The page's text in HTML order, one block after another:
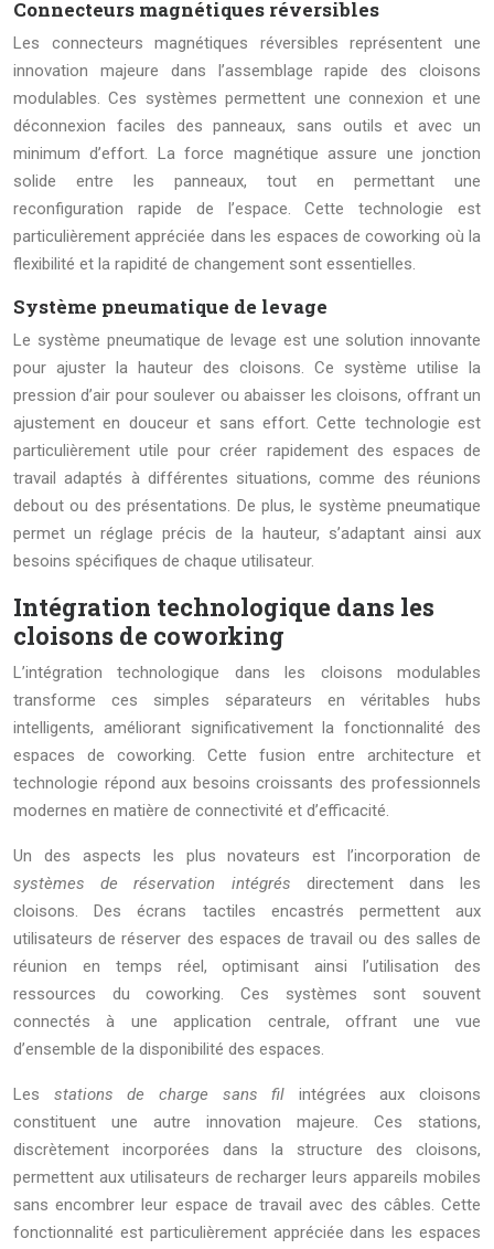
Connecteurs magnétiques réversibles
Les connecteurs magnétiques réversibles représentent une
innovation majeure dans l’assemblage rapide des cloisons
modulables. Ces systèmes permettent une connexion et une
déconnexion faciles des panneaux, sans outils et avec un
minimum d’effort. La force magnétique assure une jonction
solide entre les panneaux, tout en permettant une
reconfiguration rapide de l’espace. Cette technologie est
particulièrement appréciée dans les espaces de coworking où la
flexibilité et la rapidité de changement sont essentielles.
Système pneumatique de levage
Le système pneumatique de levage est une solution innovante
pour ajuster la hauteur des cloisons. Ce système utilise la
pression d’air pour soulever ou abaisser les cloisons, offrant un
ajustement en douceur et sans effort. Cette technologie est
particulièrement utile pour créer rapidement des espaces de
travail adaptés à différentes situations, comme des réunions
debout ou des présentations. De plus, le système pneumatique
permet un réglage précis de la hauteur, s’adaptant ainsi aux
besoins spécifiques de chaque utilisateur.
Intégration technologique dans les
cloisons de coworking
L’intégration technologique dans les cloisons modulables
transforme ces simples séparateurs en véritables hubs
intelligents, améliorant significativement la fonctionnalité des
espaces de coworking. Cette fusion entre architecture et
technologie répond aux besoins croissants des professionnels
modernes en matière de connectivité et d’efficacité.
Un des aspects les plus novateurs est l’incorporation de
systèmes de réservation intégrés directement dans les
cloisons. Des écrans tactiles encastrés permettent aux
utilisateurs de réserver des espaces de travail ou des salles de
réunion en temps réel, optimisant ainsi l’utilisation des
ressources du coworking. Ces systèmes sont souvent
connectés à une application centrale, offrant une vue
d’ensemble de la disponibilité des espaces.
Les stations de charge sans fil intégrées aux cloisons
constituent une autre innovation majeure. Ces stations,
discrètement incorporées dans la structure des cloisons,
permettent aux utilisateurs de recharger leurs appareils mobiles
sans encombrer leur espace de travail avec des câbles. Cette
fonctionnalité est particulièrement appréciée dans les espaces